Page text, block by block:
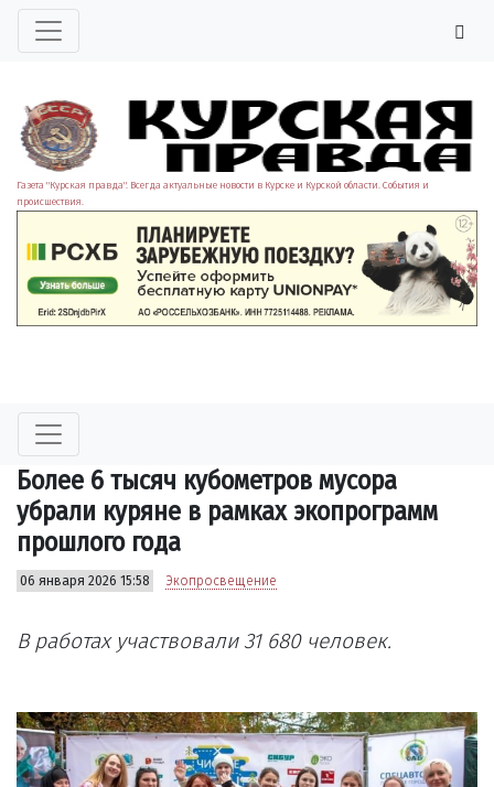
Газета "Курская правда". Всегда актуальные новости в Курске и Курской области. События и
происшествия.
Более 6 тысяч кубометров мусора
убрали куряне в рамках экопрограмм
прошлого года
06 января 2026 15:58 Экопросвещение
В работах участвовали 31 680 человек.